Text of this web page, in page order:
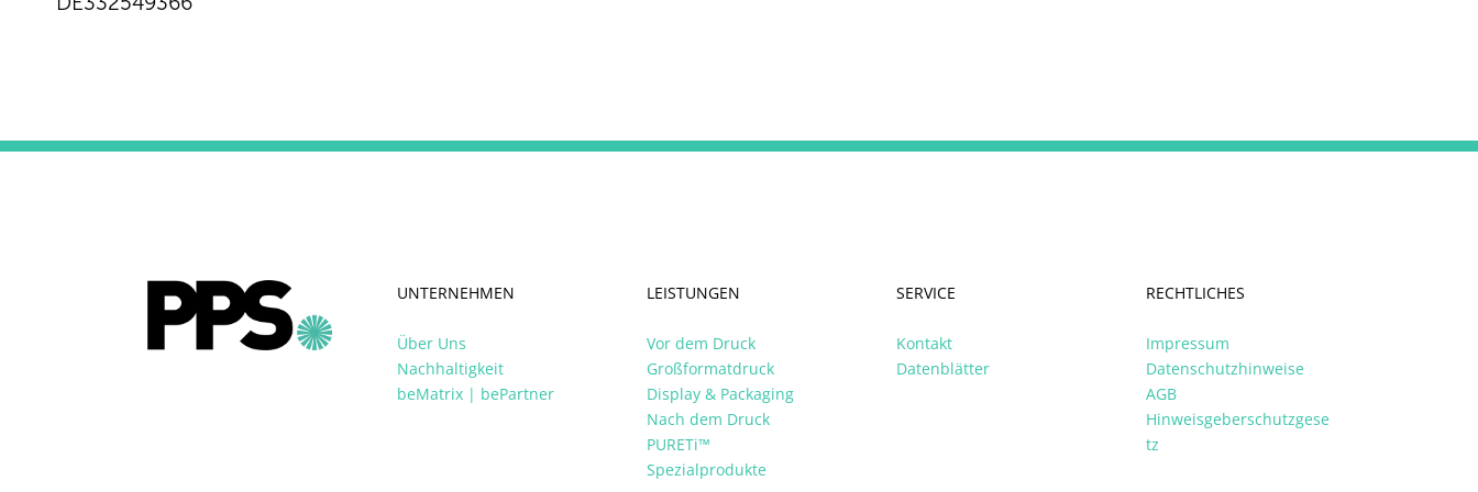
UNTERNEHMEN
Über Uns
Nachhaltigkeit
beMatrix | bePartner
LEISTUNGEN
Vor dem Druck
Großformatdruck
Display & Packaging
Nach dem Druck
PURETi™
Spezialprodukte
SERVICE
Kontakt
Datenblätter
RECHTLICHES
Impressum
Datenschutzhinweise
AGB
Hinweisgeberschutzgese
tz